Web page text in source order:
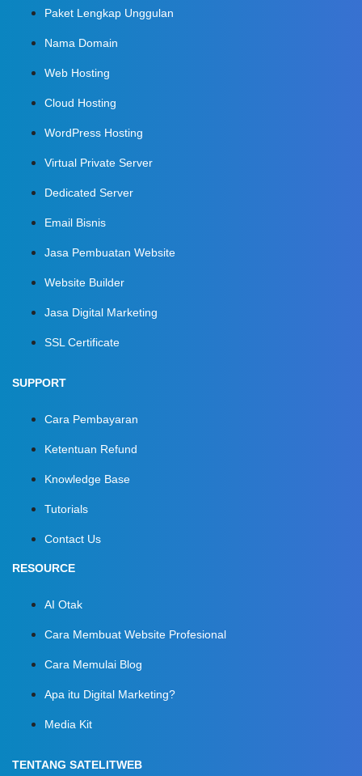
Paket Lengkap Unggulan
Nama Domain
Web Hosting
Cloud Hosting
WordPress Hosting
Virtual Private Server
Dedicated Server
Email Bisnis
Jasa Pembuatan Website
Website Builder
Jasa Digital Marketing
SSL Certificate
SUPPORT
Cara Pembayaran
Ketentuan Refund
Knowledge Base
Tutorials
Contact Us
RESOURCE
AI Otak
Cara Membuat Website Profesional
Cara Memulai Blog
Apa itu Digital Marketing?
Media Kit
TENTANG SATELITWEB